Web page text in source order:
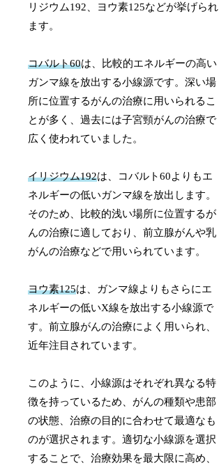
リジウム192、ヨウ素125などが挙げられ
ます。
コバルト60は、比較的エネルギーの高い
ガンマ線を放出する小線源です。深い場
所に位置するがんの治療に用いられるこ
とが多く、過去には子宮頸がんの治療で
広く使われていました。
イリジウム192は、コバルト60よりもエ
ネルギーの低いガンマ線を放出します。
そのため、比較的浅い場所に位置するが
んの治療に適しており、前立腺がんや乳
がんの治療などで用いられています。
ヨウ素125は、ガンマ線よりもさらにエ
ネルギーの低いX線を放出する小線源で
す。前立腺がんの治療によく用いられ、
近年注目されています。
このように、小線源はそれぞれ異なる特
徴を持っているため、がんの種類や患部
の状態、治療の目的に合わせて最適なも
のが選択されます。適切な小線源を選択
することで、治療効果を最大限に高め、